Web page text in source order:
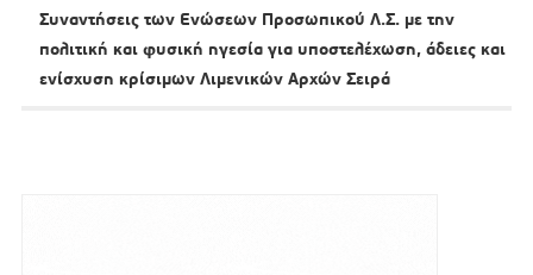
Συναντήσεις των Ενώσεων Προσωπικού Λ.Σ. με την
πολιτική και φυσική ηγεσία για υποστελέχωση, άδειες και
ενίσχυση κρίσιμων Λιμενικών Αρχών Σειρά